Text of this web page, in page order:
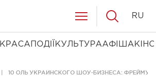
КРАСА ПОДІЇ КУЛЬТУРААФІША КІНО
RU
10 ОЛЬ УКРАИНСКОГО ШОУ-БИЗНЕСА: